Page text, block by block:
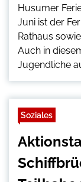
Husumer
Juni ist der
Rathaus
Auch in
Jugendliche
Soziales